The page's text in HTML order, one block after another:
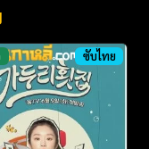
ซับไทย